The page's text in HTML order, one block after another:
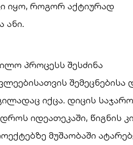
იყო, როგორ აქტიურად
ანი.
პროცესს შესძინა
შემეცნებისა
იქცა. დიცის
იდეათეკაში, წიგნის
მუშაობაში